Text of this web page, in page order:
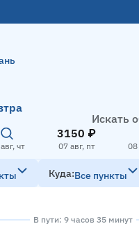
Искать
чт
3150 ₽
07 авг, пт 08
Куда Все пункты
В пути: 9 часов 35 минут